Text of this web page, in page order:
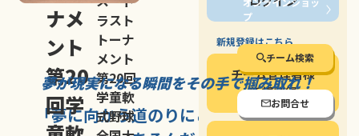
プ
チーム検索
お問合せ
停止する
ナメ
ント
第20
回学
ラスト
トーナ
メント
第20回
学童軟
式野球
新規登録はこちら
チーム管理者様
新規登録
夢が現実になる瞬間をその手で掴み取れ！
「夢に向かう道のりにこそ大きな意味が